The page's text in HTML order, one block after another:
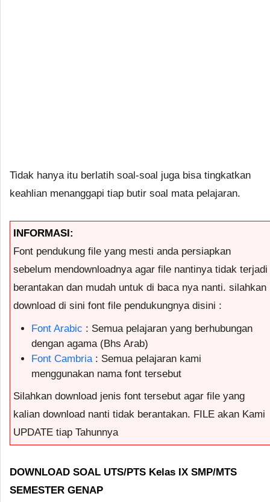
Tidak hanya itu berlatih soal-soal juga bisa tingkatkan
keahlian menanggapi tiap butir soal mata pelajaran.
INFORMASI:
Font pendukung file yang mesti anda persiapkan
sebelum mendownloadnya agar file nantinya tidak terjadi
berantakan dan mudah untuk di baca nya nanti. silahkan
download di sini font file pendukungnya disini :
Font Arabic : Semua pelajaran yang berhubungan
dengan agama (Bhs Arab)
Font Cambria : Semua pelajaran kami
menggunakan nama font tersebut
Silahkan download jenis font tersebut agar file yang
kalian download nanti tidak berantakan. FILE akan Kami
UPDATE tiap Tahunnya
DOWNLOAD SOAL UTS/PTS Kelas IX SMP/MTS
SEMESTER GENAP